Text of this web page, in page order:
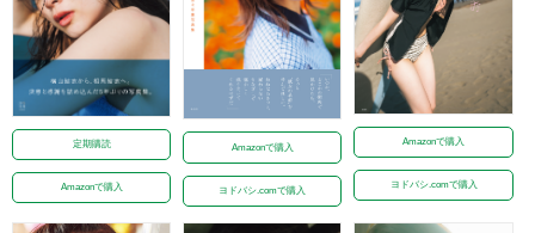
定期購読
Amazonで購入
Amazonで購入
ヨドバシ.comで購入
Amazonで購入
ヨドバシ.comで購入